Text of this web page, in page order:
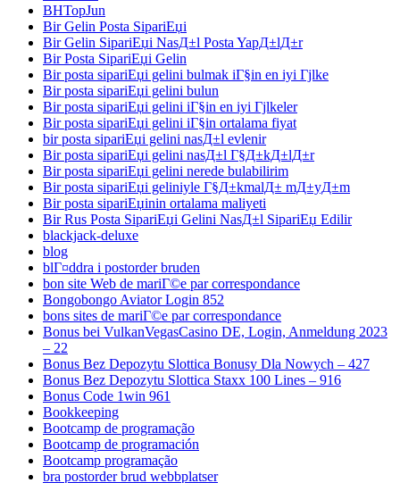
BHTopJun
Bir Gelin Posta SipariЕџi
Bir Gelin SipariЕџi NasД±l Posta YapД±lД±r
Bir Posta SipariЕџi Gelin
Bir posta sipariЕџi gelini bulmak iГ§in en iyi Гјlke
Bir posta sipariЕџi gelini bulun
Bir posta sipariЕџi gelini iГ§in en iyi Гјlkeler
Bir posta sipariЕџi gelini iГ§in ortalama fiyat
bir posta sipariЕџi gelini nasД±l evlenir
Bir posta sipariЕџi gelini nasД±l Г§Д±kД±lД±r
Bir posta sipariЕџi gelini nerede bulabilirim
Bir posta sipariЕџi geliniyle Г§Д±kmalД± mД±yД±m
Bir posta sipariЕџinin ortalama maliyeti
Bir Rus Posta SipariЕџi Gelini NasД±l SipariЕџ Edilir
blackjack-deluxe
blog
blГ¤ddra i postorder bruden
bon site Web de mariГ©e par correspondance
Bongobongo Aviator Login 852
bons sites de mariГ©e par correspondance
Bonus bei VulkanVegasCasino DE, Login, Anmeldung 2023
– 22
Bonus Bez Depozytu Slottica Bonusy Dla Nowych – 427
Bonus Bez Depozytu Slottica Staxx 100 Lines – 916
Bonus Code 1win 961
Bookkeeping
Bootcamp de programação
Bootcamp de programación
Bootcamp programação
bra postorder brud webbplatser